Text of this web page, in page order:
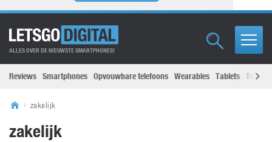
ALLES OVER DE NIEUWSTE SMARTPHONES!
Reviews Smartphones Opvouwbare telefoons Wearables Tablets
zakelijk
zakelijk